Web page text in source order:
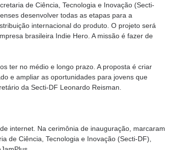
de Ciência, Tecnologia e Inovação (Secti-
desenvolver todas as etapas para a
internacional do produto. O projeto será
brasileira Indie Hero. A missão é fazer de
ter no médio e longo prazo. A proposta é criar
e ampliar as oportunidades para jovens que
da Secti-DF Leonardo Reisman.
internet. Na cerimônia de inauguração, marcaram
de Ciência, Tecnologia e Inovação (Secti-DF),